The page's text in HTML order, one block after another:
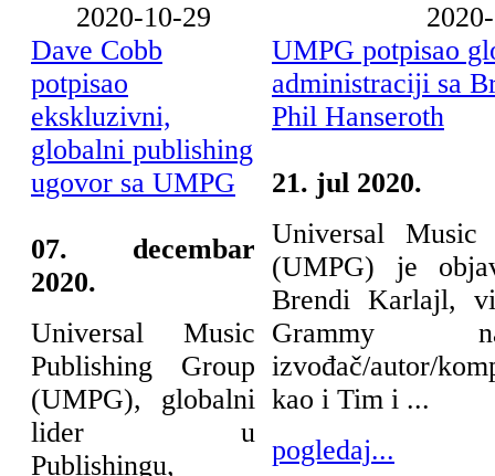
2020-10-29
Dave Cobb
potpisao
ekskluzivni,
globalni publishing
ugovor sa UMPG
07. decembar
2020.
Universal Music
Publishing Group
(UMPG), globalni
lider u
Publishingu,
UMPG potpisao
administraciji sa
Phil Hanseroth
21. jul 2020.
Universal Music
(UMPG) je
Brendi Karlajl,
Grammy
izvođač/autor/
kao i Tim i ...
pogledaj...